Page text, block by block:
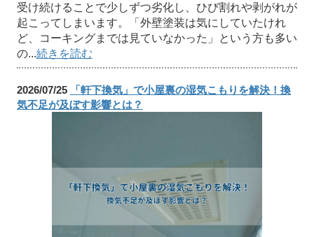
受け続けることで少しずつ劣化し、ひび割れや剥がれが
起こってしまいます。「外壁塗装は気にしていたけれ
ど、コーキングまでは見ていなかった」という方も多い
の...続きを読む
2026/07/25
「軒下換気」で小屋裏の湿気こもりを解決！換
気不足が及ぼす影響とは？